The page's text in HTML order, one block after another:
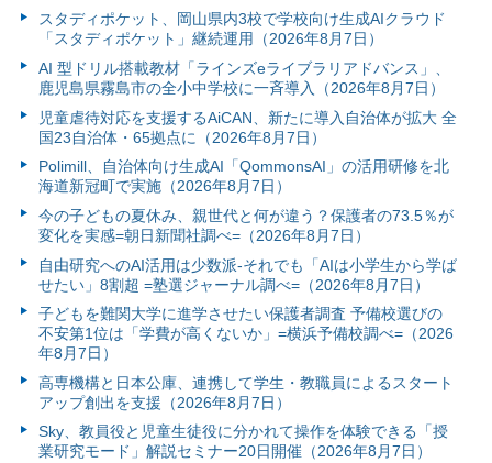
スタディポケット、岡山県内3校で学校向け生成AIクラウド
「スタディポケット」継続運用（2026年8月7日）
AI 型ドリル搭載教材「ラインズeライブラリアドバンス」、
鹿児島県霧島市の全小中学校に一斉導入（2026年8月7日）
児童虐待対応を支援するAiCAN、新たに導入自治体が拡大 全
国23自治体・65拠点に（2026年8月7日）
Polimill、自治体向け生成AI「QommonsAI」の活用研修を北
海道新冠町で実施（2026年8月7日）
今の子どもの夏休み、親世代と何が違う？保護者の73.5％が
変化を実感=朝日新聞社調べ=（2026年8月7日）
自由研究へのAI活用は少数派-それでも「AIは小学生から学ば
せたい」8割超 =塾選ジャーナル調べ=（2026年8月7日）
子どもを難関大学に進学させたい保護者調査 予備校選びの
不安第1位は「学費が高くないか」=横浜予備校調べ=（2026
年8月7日）
高専機構と日本公庫、連携して学生・教職員によるスタート
アップ創出を支援（2026年8月7日）
Sky、教員役と児童生徒役に分かれて操作を体験できる「授
業研究モード」解説セミナー20日開催（2026年8月7日）